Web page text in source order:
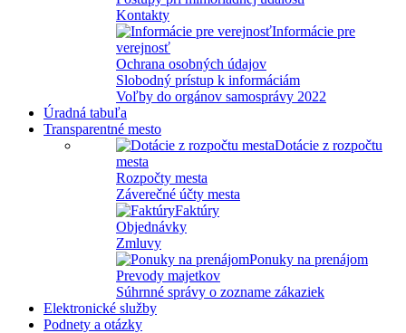
Kontakty
Informácie pre
verejnosť
Ochrana osobných údajov
Slobodný prístup k informáciám
Voľby do orgánov samosprávy 2022
Úradná tabuľa
Transparentné mesto
Dotácie z rozpočtu
mesta
Rozpočty mesta
Záverečné účty mesta
Faktúry
Objednávky
Zmluvy
Ponuky na prenájom
Prevody majetkov
Súhrnné správy o zozname zákaziek
Elektronické služby
Podnety a otázky